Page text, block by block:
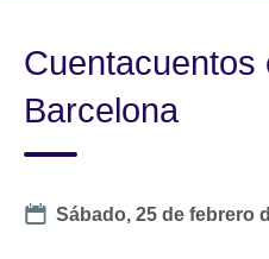
Cuentacuentos
Barcelona
Date
Sábado, 25 de febrero